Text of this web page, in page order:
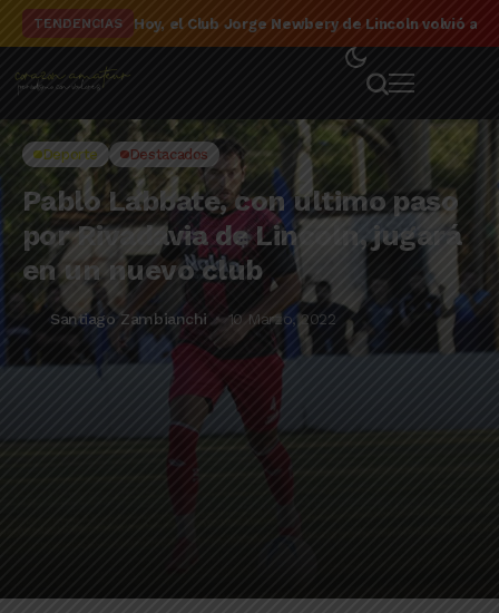
TENDENCIAS El detalle de la campaña de El Linqueño en el
Deporte Destacados
Pablo Labbate, con último paso
por Rivadavia de Lincoln, jugará
en un nuevo club
Santiago Zambianchi 10 Marzo, 2022